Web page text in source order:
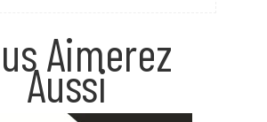
Aimerez
Aussi